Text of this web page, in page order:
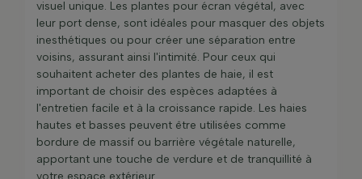
visuel unique. Les plantes pour écran végétal, avec
leur port dense, sont idéales pour masquer des objets
inesthétiques ou pour créer une séparation entre
voisins, assurant ainsi l'intimité. Pour ceux qui
souhaitent acheter des plantes de haie, il est
important de choisir des espèces adaptées à
l'entretien facile et à la croissance rapide. Les haies
hautes et basses peuvent être utilisées comme
bordure de massif ou barrière végétale naturelle,
apportant une touche de verdure et de tranquillité à